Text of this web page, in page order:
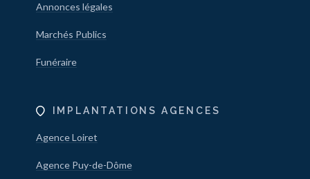
Annonces légales
Marchés Publics
Funéraire
IMPLANTATIONS AGENCES
Agence Loiret
Agence Puy-de-Dôme